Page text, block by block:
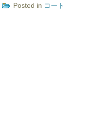
Posted in コート